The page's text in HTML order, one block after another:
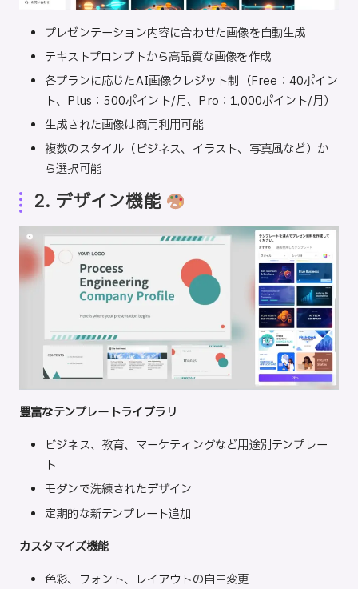
プレゼンテーション内容に合わせた画像を自動生成
テキストプロンプトから高品質な画像を作成
各プランに応じたAI画像クレジット制（Free：40ポイン
ト、Plus：500ポイント/月、Pro：1,000ポイント/月）
生成された画像は商用利用可能
複数のスタイル（ビジネス、イラスト、写真風など）か
ら選択可能
2. デザイン機能
豊富なテンプレートライブラリ
ビジネス、教育、マーケティングなど用途別テンプレー
ト
モダンで洗練されたデザイン
定期的な新テンプレート追加
カスタマイズ機能
色彩、フォント、レイアウトの自由変更